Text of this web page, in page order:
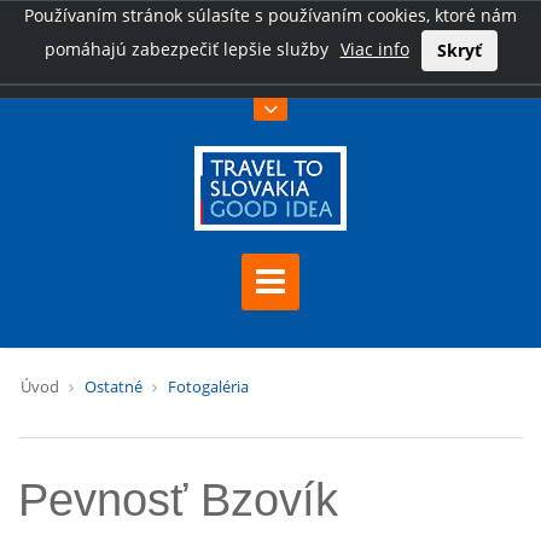
Používaním stránok súlasíte s používaním cookies, ktoré nám
pomáhajú zabezpečiť lepšie služby Viac info Skryť
Úvod Ostatné Fotogaléria
Pevnosť Bzovík